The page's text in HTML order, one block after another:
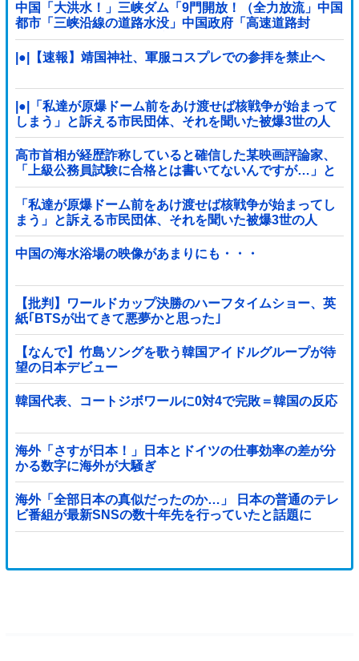
中国「大洪水！」三峡ダム「9門開放！（全力放流」中国
都市「三峡沿線の道路水没」中国政府「高速道路封
鎖！」中国ダム「緊急放流に合わせて開門（土砂崩れ発
生」→
|●|【速報】靖国神社、軍服コスプレでの参拝を禁止へ
|●|「私達が原爆ドーム前をあけ渡せば核戦争が始まって
しまう」と訴える市民団体、それを聞いた被爆3世の人
が……
高市首相が経歴詐称していると確信した某映画評論家、
「上級公務員試験に合格とは書いてないんですが…」と
ツッコミを受けまくり……
「私達が原爆ドーム前をあけ渡せば核戦争が始まってし
まう」と訴える市民団体、それを聞いた被爆3世の人
が……
中国の海水浴場の映像があまりにも・・・
【批判】ワールドカップ決勝のハーフタイムショー、英
紙｢BTSが出てきて悪夢かと思った｣
【なんで】竹島ソングを歌う韓国アイドルグループが待
望の日本デビュー
韓国代表、コートジボワールに0対4で完敗＝韓国の反応
海外「さすが日本！」日本とドイツの仕事効率の差が分
かる数字に海外が大騒ぎ
海外「全部日本の真似だったのか…」 日本の普通のテレ
ビ番組が最新SNSの数十年先を行っていたと話題に